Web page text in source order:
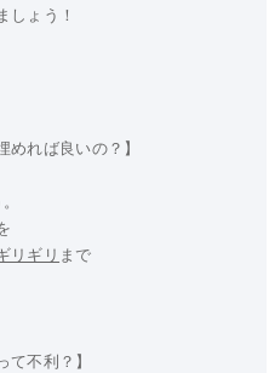
しょう！
めれば良いの？】
リギリ まで
て不利？】